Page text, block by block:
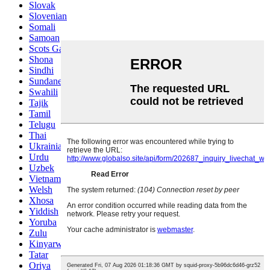
Slovak
Slovenian
Somali
Samoan
Scots Gaelic
Shona
Sindhi
Sundanese
Swahili
Tajik
Tamil
Telugu
Thai
Ukrainian
Urdu
Uzbek
Vietnamese
Welsh
Xhosa
Yiddish
Yoruba
Zulu
Kinyarwanda
Tatar
Oriya